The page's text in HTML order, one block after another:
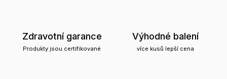
Zdravotní garance
Produkty jsou certifikované
Výhodné balení
více kusů lepší cena